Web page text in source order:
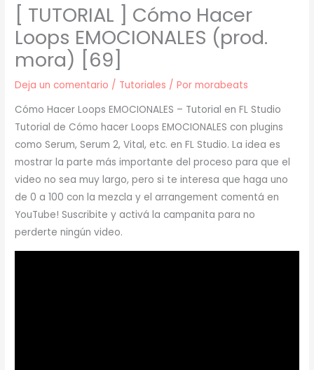
[ TUTORIAL ] Cómo Hacer
Loops EMOCIONALES (prod.
mora) [69]
Deja un comentario / Tutoriales / Pormorabeats
Cómo Hacer Loops EMOCIONALES – Tutorial en FL Studio
Tutorial de Cómo hacer Loops EMOCIONALES con plugins
como Serum, Serum 2, Vital, etc. en FL Studio. La idea es
mostrar la parte más importante del proceso para que el
video no sea muy largo, pero si te interesa que haga uno
de 0 a 100 con la mezcla y el arrangement comentá en
YouTube! Suscribite y activá la campanita para no
perderte ningún video.